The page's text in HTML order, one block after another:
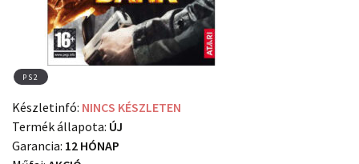
PS2
Készletinfó: NINCS KÉSZLETEN
Termék állapota: ÚJ
Garancia: 12 HÓNAP